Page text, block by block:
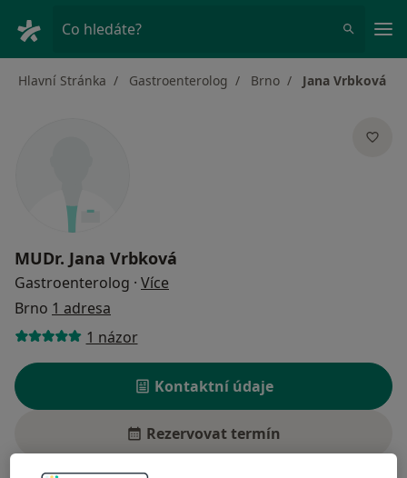
Co hledáte?
Hlavní Stránka Gastroenterolog Brno Jana Vrbková
MUDr. Jana Vrbková
Gastroenterolog · Více
Brno 1 adresa
1 názor
Kontaktní údaje
Rezervovat termín